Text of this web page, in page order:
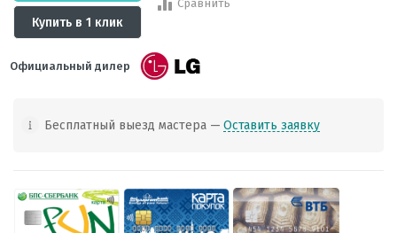
Купить в 1 клик
Сравнить
Официальный дилер
Бесплатный выезд мастера — Оставить заявку